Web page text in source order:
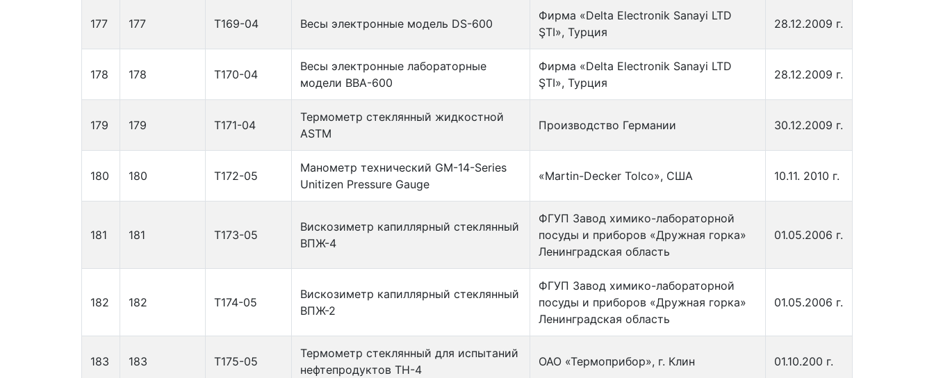
177 177 Т169-04 Весы электронные модель DS-600
Фирма «Delta Electronik Sanayi LTD
ŞTI», Турция
28.12.2009 г.
178 178 Т170-04
Весы электронные лабораторные
модели ВВА-600
Фирма «Delta Electronik Sanayi LTD
ŞTI», Турция
28.12.2009 г.
179 179 Т171-04
Термометр стеклянный жидкостной
ASTM
Производство Германии 30.12.2009 г.
180 180 Т172-05
Манометр технический GM-14-Series
Unitizen Pressure Gauge
«Martin-Decker Tolco», США 10.11. 2010 г.
181 181 Т173-05
Вискозиметр капиллярный стеклянный
ВПЖ-4
ФГУП Завод химико-лабораторной
посуды и приборов «Дружная горка»
Ленинградская область
01.05.2006 г.
182 182 Т174-05
Вискозиметр капиллярный стеклянный
ВПЖ-2
ФГУП Завод химико-лабораторной
посуды и приборов «Дружная горка»
Ленинградская область
01.05.2006 г.
183 183 Т175-05
Термометр стеклянный для испытаний
нефтепродуктов ТН-4
ОАО «Термоприбор», г. Клин 01.10.200 г.